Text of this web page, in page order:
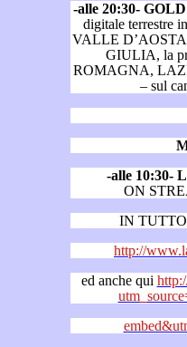
-alle 20:30-
digitale terrestre in LOMBARDIA,
VALLE D’AOSTA, VENETO, FRIULI
GIULIA, la provincia di Trento, EMILIA
ROMAGNA, LAZIO, CAMPANIA, SARDEGNA
–
-alle 10:30-
ON
IN
http://
ed anche qui